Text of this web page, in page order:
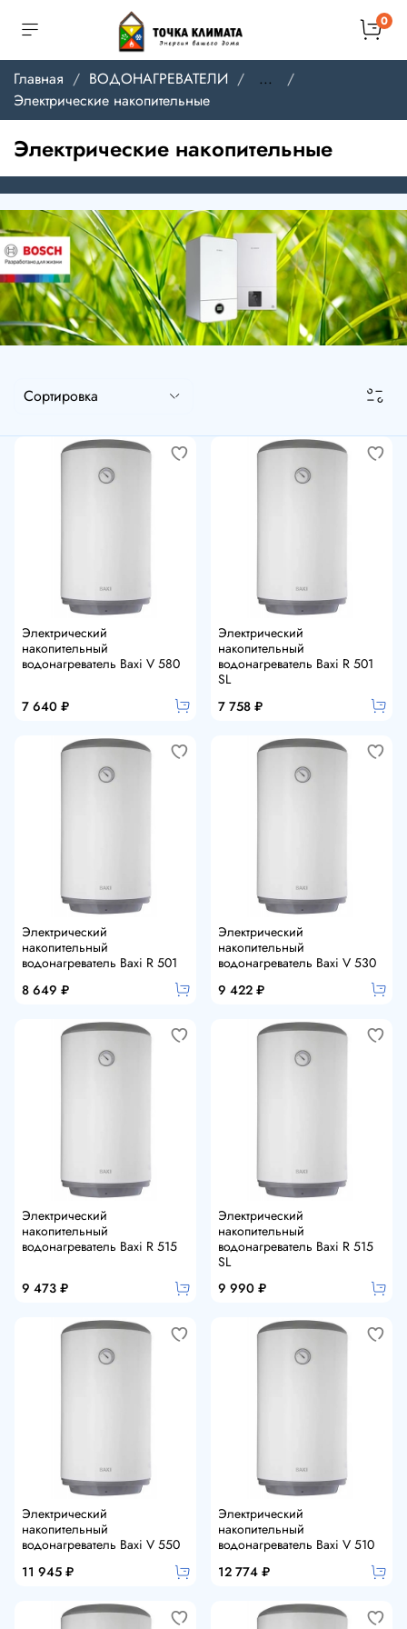
0
Главная ВОДОНАГРЕВАТЕЛИ
...
Электрические накопительные
Электрические накопительные
Электрический
накопительный
водонагреватель Baxi V 580
7 640 ₽
Электрический
накопительный
водонагреватель Baxi R 501
SL
7 758 ₽
Электрический
накопительный
водонагреватель Baxi R 501
8 649 ₽
Электрический
накопительный
водонагреватель Baxi V 530
9 422 ₽
Электрический
накопительный
водонагреватель Baxi R 515
9 473 ₽
Электрический
накопительный
водонагреватель Baxi R 515
SL
9 990 ₽
Электрический
накопительный
водонагреватель Baxi V 550
11 945 ₽
Электрический
накопительный
водонагреватель Baxi V 510
12 774 ₽